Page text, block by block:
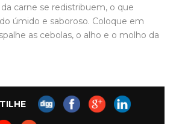
carne se redistribuem, o que
úmido e saboroso. Coloque em
as cebolas, o alho e o molho da